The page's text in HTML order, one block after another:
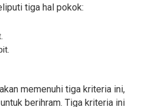
tiga hal pokok:
memenuhi tiga kriteria ini,
berihram. Tiga kriteria ini